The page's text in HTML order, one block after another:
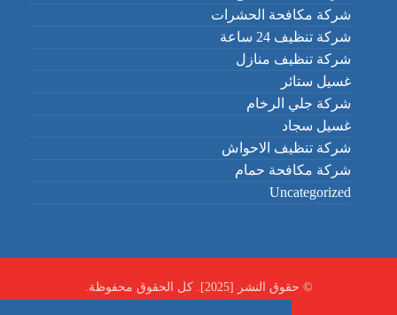
شركة مكافحة الحشرات
شركة تنظيف 24 ساعة
شركة تنظيف منازل
غسيل ستائر
شركة جلي الرخام
غسيل سجاد
شركة تنظيف الاحواش
شركة مكافحة حمام
Uncategorized
© حقوق النشر [2025]. كل الحقوق محفوظة.